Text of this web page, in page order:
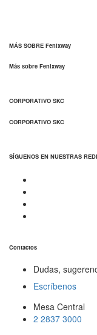
MÁS SOBRE Fenixway
Más sobre Fenixway
CORPORATIVO SKC
CORPORATIVO SKC
SÍGUENOS EN NUESTRAS
Contactos
Dudas,
Escríbenos
Mesa Central
2 2837 3000